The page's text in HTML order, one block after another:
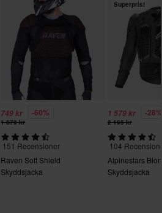
749 kr -60%
1 879 kr
151 Recensioner
Raven Soft Shield
Skyddsjacka
Superpris!
1 579 kr -28%
2 195 kr
104
Alpinestars
Skyddsjacka